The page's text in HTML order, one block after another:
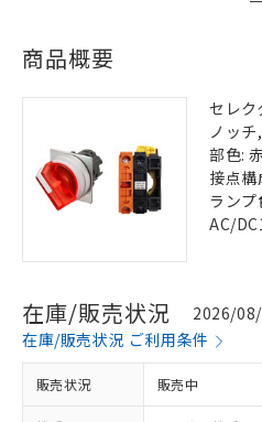
商品概要
セレ
ノッ
部色:
接点
ラン
AC/
在庫/販売状況
2026/
在庫/販売状況 ご利用条件
販売状況 販売中